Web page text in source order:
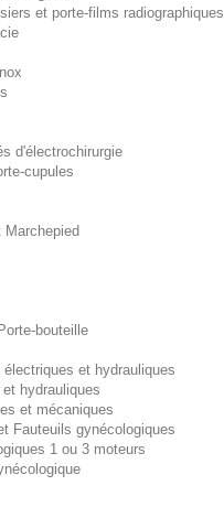
et porte-films radiographiques
d'électrochirurgie
cupules
Marchepied
bouteille
et hydrauliques
hydrauliques
et mécaniques
Fauteuils gynécologiques
1 ou 3 moteurs